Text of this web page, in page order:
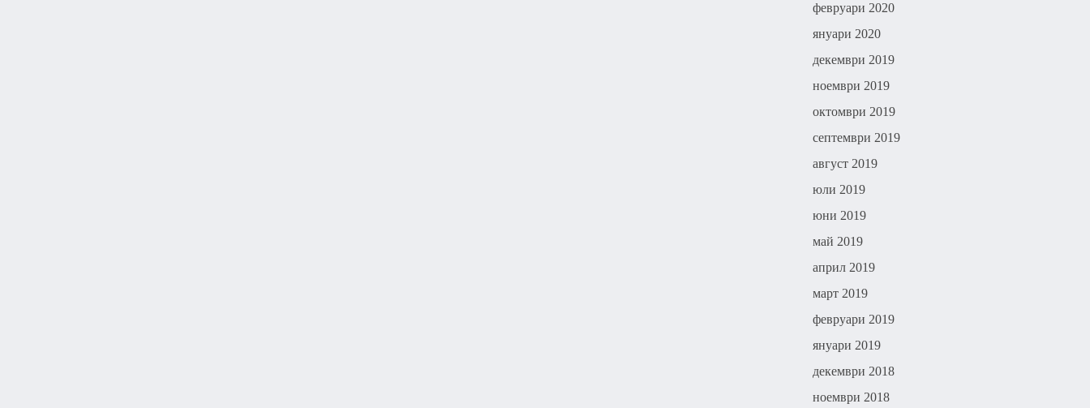
февруари 2020
януари 2020
декември 2019
ноември 2019
октомври 2019
септември 2019
август 2019
юли 2019
юни 2019
май 2019
април 2019
март 2019
февруари 2019
януари 2019
декември 2018
ноември 2018